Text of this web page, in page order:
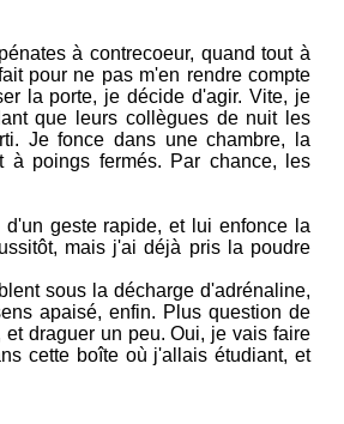
à contrecoeur, quand tout à
pour ne pas m'en rendre compte
la porte, je décide d'agir. Vite, je
que leurs collègues de nuit les
Je fonce dans une chambre, la
à poings fermés. Par chance, les
geste rapide, et lui enfonce la
mais j'ai déjà pris la poudre
sous la décharge d'adrénaline,
apaisé, enfin. Plus question de
draguer un peu. Oui, je vais faire
cette boîte où j'allais étudiant, et